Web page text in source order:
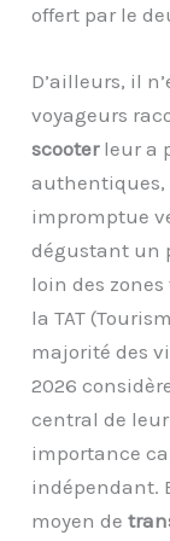
offert par le
D’ailleurs, il
voyageurs
scooterleur a
authentiques,
impromptue
dégustant un
loin des
la TAT
majorité des
2026
central de
importance
indépendant.
moyen de